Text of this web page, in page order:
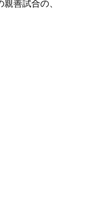
善試合の、